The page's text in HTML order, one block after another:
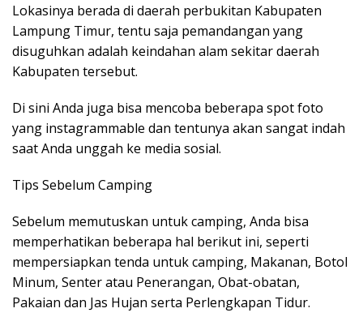
Lokasinya berada di daerah perbukitan Kabupaten
Lampung Timur, tentu saja pemandangan yang
disuguhkan adalah keindahan alam sekitar daerah
Kabupaten tersebut.
Di sini Anda juga bisa mencoba beberapa spot foto
yang instagrammable dan tentunya akan sangat indah
saat Anda unggah ke media sosial.
Tips Sebelum Camping
Sebelum memutuskan untuk camping, Anda bisa
memperhatikan beberapa hal berikut ini, seperti
mempersiapkan tenda untuk camping, Makanan, Botol
Minum, Senter atau Penerangan, Obat-obatan,
Pakaian dan Jas Hujan serta Perlengkapan Tidur.